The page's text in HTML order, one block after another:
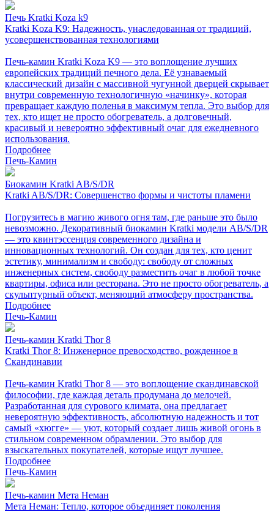
Печь Kratki Koza k9
Kratki Koza K9: Надежность, унаследованная от традиций,
усовершенствованная технологиями
Печь-камин Kratki Koza K9 — это воплощение лучших
европейских традиций печного дела. Её узнаваемый
классический дизайн с массивной чугунной дверцей скрывает
внутри современную технологичную «начинку», которая
превращает каждую поленья в максимум тепла. Это выбор для
тех, кто ищет не просто обогреватель, а долговечный,
красивый и невероятно эффективный очаг для ежедневного
использования.
Подробнее
Печь-Камин
Биокамин Kratki AB/S/DR
Kratki AB/S/DR: Совершенство формы и чистоты пламени
Погрузитесь в магию живого огня там, где раньше это было
невозможно. Декоративный биокамин Kratki модели AB/S/DR
— это квинтэссенция современного дизайна и
инновационных технологий. Он создан для тех, кто ценит
эстетику, минимализм и свободу: свободу от сложных
инженерных систем, свободу разместить очаг в любой точке
квартиры, офиса или ресторана. Это не просто обогреватель, а
скульптурный объект, меняющий атмосферу пространства.
Подробнее
Печь-Камин
Печь-камин Kratki Thor 8
Kratki Thor 8: Инженерное превосходство, рожденное в
Скандинавии
Печь-камин Kratki Thor 8 — это воплощение скандинавской
философии, где каждая деталь продумана до мелочей.
Разработанная для сурового климата, она предлагает
невероятную эффективность, абсолютную надежность и тот
самый «хюгге» — уют, который создает лишь живой огонь в
стильном современном обрамлении. Это выбор для
взыскательных покупателей, которые ищут лучшее.
Подробнее
Печь-Камин
Печь-камин Мета Неман
Мета Неман: Тепло, которое объединяет поколения